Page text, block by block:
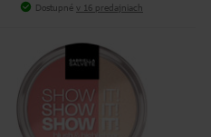
Dostupné v 16 predajniach